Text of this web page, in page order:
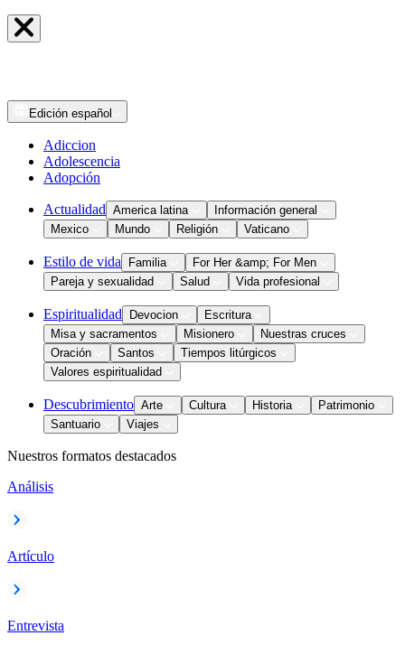
Edición español
Adiccion
Adolescencia
Adopción
Actualidad America latina
Información general
Mexico
Mundo Religión Vaticano
Estilo de vida Familia
For Her &amp; For Men
Pareja y sexualidad
Salud Vida profesional
Espiritualidad Devocion
Escritura
Misa y sacramentos
Misionero
Nuestras cruces
Oración
Santos
Tiempos litúrgicos
Valores espiritualidad
Descubrimiento Arte Cultura Historia
Patrimonio
Santuario
Viajes
Nuestros formatos destacados
Análisis
Artículo
Entrevista